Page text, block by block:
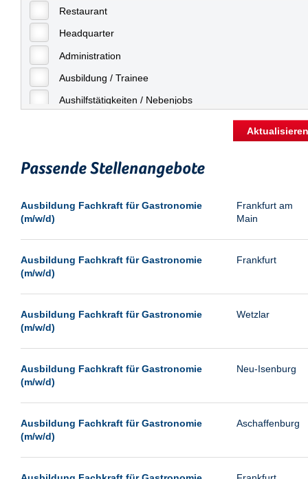
Frankfurt
Frankfurt am Main
Freiburg
Fulda
Göppingen
Hamburg
Heilbronn
Kassel
Laatzen
Leipzig
Magdeburg
Mannheim
Restaurant
Headquarter
Administration
Ausbildung / Trainee
Aushilfstätigkeiten / Nebenjobs
Sonstiges
Passende Stellenangebote
Ausbildung Fachkraft für Gastronomie
(m/w/d)
Frankfurt am
Main
Ausbildung Fachkraft für Gastronomie
(m/w/d)
Frankfurt
Ausbildung Fachkraft für Gastronomie
(m/w/d)
Wetzlar
Ausbildung Fachkraft für Gastronomie
(m/w/d)
Neu-Isenburg
Ausbildung Fachkraft für Gastronomie
(m/w/d)
Aschaffenburg